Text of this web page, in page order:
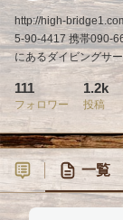
http://high-
5-90-4417 携帯090-
にあるダイビングサ
111
フォロワー
1.2k
投稿
一覧